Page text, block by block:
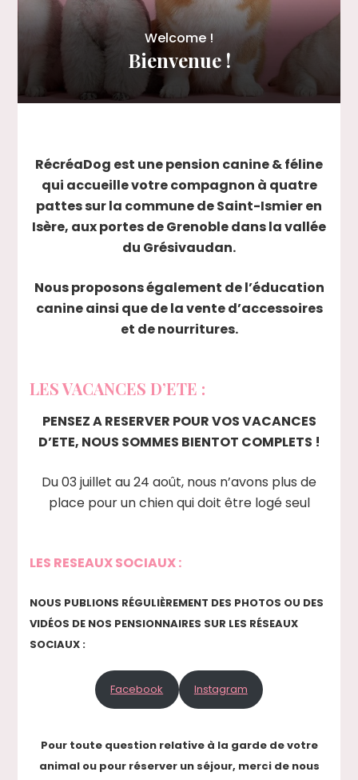
Welcome !
Bienvenue !
RécréaDog est une pension canine & féline
qui accueille votre compagnon à quatre
pattes sur la commune de Saint-Ismier en
Isère, aux portes de Grenoble dans la vallée
du Grésivaudan.
Nous proposons également de l’éducation
canine ainsi que de la vente d’accessoires
et de nourritures.
LES VACANCES D’ETE :
PENSEZ A RESERVER POUR VOS VACANCES
D’ETE, NOUS SOMMES BIENTOT COMPLETS !
Du 03 juillet au 24 août, nous n’avons plus de
place pour un chien qui doit être logé seul
LES RESEAUX SOCIAUX :
NOUS PUBLIONS RÉGULIÈREMENT DES PHOTOS OU DES
VIDÉOS DE NOS PENSIONNAIRES SUR LES RÉSEAUX
SOCIAUX :
Facebook Instagram
Pour toute question relative à la garde de votre
animal ou pour réserver un séjour, merci de nous